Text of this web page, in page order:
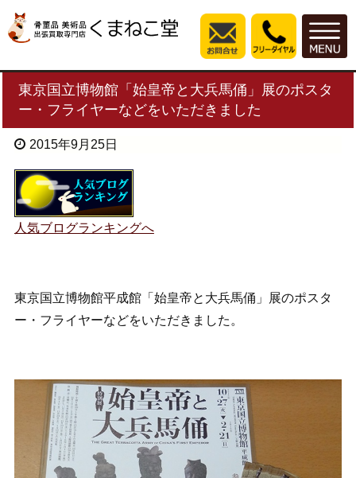
東京国立博物館「始皇帝と大兵馬俑」展のポスタ
ー・フライヤーなどをいただきました
2015年9月25日
人気ブログランキングへ
東京国立博物館平成館「始皇帝と大兵馬俑」展のポスタ
ー・フライヤーなどをいただきました。